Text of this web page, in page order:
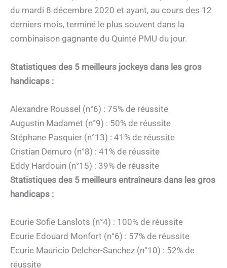
du mardi 8 décembre 2020 et ayant, au cours des 12
derniers mois, terminé le plus souvent dans la
combinaison gagnante du Quinté PMU du jour.
Statistiques des 5 meilleurs jockeys dans les gros
handicaps :
Alexandre Roussel (n°6) : 75% de réussite
Augustin Madamet (n°9) : 50% de réussite
Stéphane Pasquier (n°13) : 41% de réussite
Cristian Demuro (n°8) : 41% de réussite
Eddy Hardouin (n°15) : 39% de réussite
Statistiques des 5 meilleurs entraîneurs dans les gros
handicaps :
Ecurie Sofie Lanslots (n°4) : 100% de réussite
Ecurie Edouard Monfort (n°6) : 57% de réussite
Ecurie Mauricio Delcher-Sanchez (n°10) : 52% de
réussite